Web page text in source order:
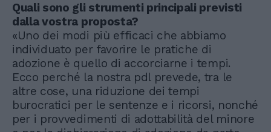
Quali sono gli strumenti principali previsti
dalla vostra proposta?
«Uno dei modi più efficaci che abbiamo
individuato per favorire le pratiche di
adozione è quello di accorciarne i tempi.
Ecco perché la nostra pdl prevede, tra le
altre cose, una riduzione dei tempi
burocratici per le sentenze e i ricorsi, nonché
per i provvedimenti di adottabilità del minore